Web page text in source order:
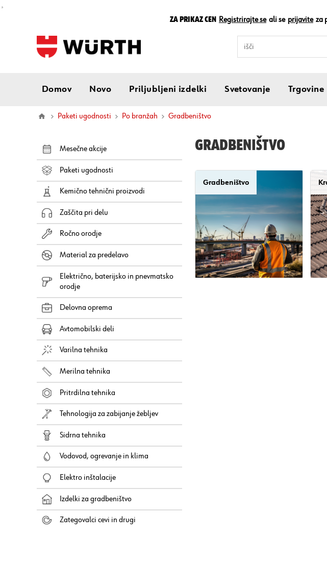
¸
Za prikaz cen
Registrirajte se ali se prijavite za
Mesečne akcije
Paketi ugodnosti
Kemično tehnični proizvodi
Zaščita pri delu
Ročno orodje
Material za predelavo
Električno, baterijsko in pnevmatsko
orodje
Delovna oprema
Avtomobilski deli
Varilna tehnika
Merilna tehnika
Pritrdilna tehnika
Tehnologija za zabijanje žebljev
Sidrna tehnika
Vodovod, ogrevanje in klima
Elektro inštalacije
Izdelki za gradbeništvo
Zategovalci cevi in drugi
Domov Novo Priljubljeni izdelki Svetovanje Trgovine
Paketi ugodnosti Po branžah gradbeništvo
GRADBENIŠTVO
Gradbeništvo